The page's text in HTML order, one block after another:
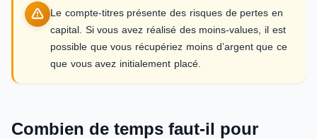
Le compte-titres présente des risques de pertes en
capital. Si vous avez réalisé des moins-values, il est
possible que vous récupériez moins d’argent que ce
que vous avez initialement placé.
Combien de temps faut-il pour